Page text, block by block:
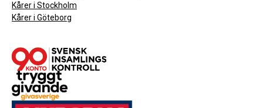
Kårer i Stockholm
Kårer i Göteborg